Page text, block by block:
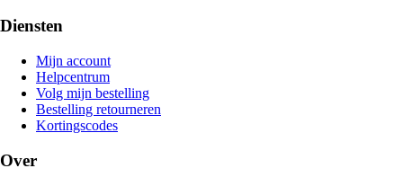
Diensten
Mijn account
Helpcentrum
Volg mijn bestelling
Bestelling retourneren
Kortingscodes
Over